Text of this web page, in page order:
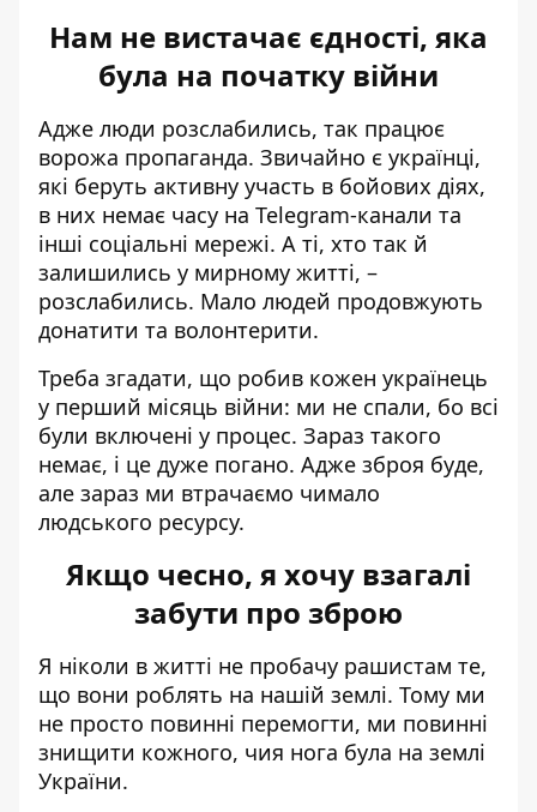
Нам не вистачає єдності, яка
була на початку війни
Адже люди розслабились, так працює
ворожа пропаганда. Звичайно є українці,
які беруть активну участь в бойових діях,
в них немає часу на Telegram-канали та
інші соціальні мережі. А ті, хто так й
залишились у мирному житті, –
розслабились. Мало людей продовжують
донатити та волонтерити.
Треба згадати, що робив кожен українець
у перший місяць війни: ми не спали, бо всі
були включені у процес. Зараз такого
немає, і це дуже погано. Адже зброя буде,
але зараз ми втрачаємо чимало
людського ресурсу.
Якщо чесно, я хочу взагалі
забути про зброю
Я ніколи в житті не пробачу рашистам те,
що вони роблять на нашій землі. Тому ми
не просто повинні перемогти, ми повинні
знищити кожного, чия нога була на землі
України.